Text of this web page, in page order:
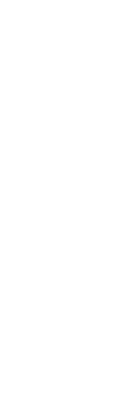
em Portugal
do Algarve
e cirurgias
cada profissional faz a diferença”
Cardíaca” da Bayer
regras do registo, alerta
um investimento
elevados de Lp(a), revela estudo